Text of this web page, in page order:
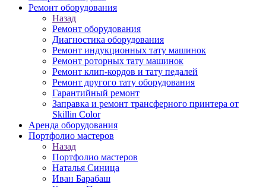
Ремонт оборудования
Назад
Ремонт оборудования
Диагностика оборудования
Ремонт индукционных тату машинок
Ремонт роторных тату машинок
Ремонт клип-кордов и тату педалей
Ремонт другого тату оборудования
Гарантийный ремонт
Заправка и ремонт трансферного принтера от
Skillin Color
Аренда оборудования
Портфолио мастеров
Назад
Портфолио мастеров
Наталья Синица
Иван Барабаш